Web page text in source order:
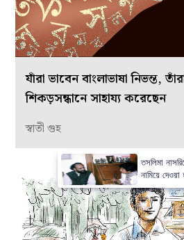
যাঁরা ভাবেন বাংলাভাষা নিভন্ত,
শিকড়সন্ধানে সাহায্য করেছেন
স্বাতী গুহ
তসলিমা
নামিয়ে